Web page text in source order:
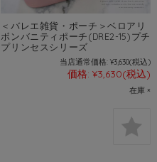
＜バレエ雑貨・ポーチ＞ベロアリ
ボンバニティポーチ(DRE2-15)プチ
プリンセスシリーズ
当店通常価格: ¥3,630(税込)
価格: ¥3,630(税込)
在庫 ×